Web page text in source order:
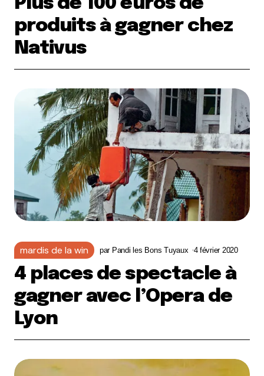
produits à gagner chez
Nativus
mardis de la win par Pandi les Bons Tuyaux 4 février 2020
4 places de spectacle à
gagner avec l’Opera de
Lyon